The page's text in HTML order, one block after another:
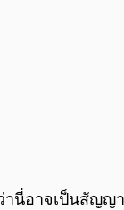
านี่อาจเป็นสัญญ